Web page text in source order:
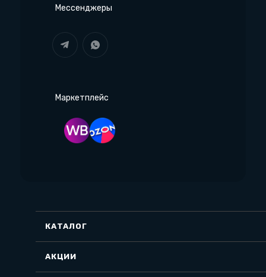
Мессенджеры
Маркетплейс
КАТАЛОГ
АКЦИИ